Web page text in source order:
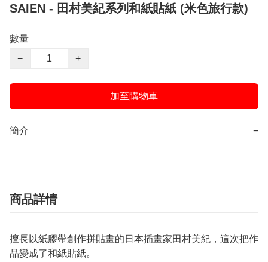
SAIEN - 田村美紀系列和紙貼紙 (米色旅行款)
數量
−
+
加至購物車
簡介 −
商品詳情
擅長以紙膠帶創作拼貼畫的日本插畫家田村美紀，這次把作
品變成了和紙貼紙。